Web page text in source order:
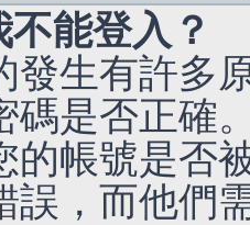
能登入？
發生有許多
碼是否正確
的帳號是否
誤，而他們